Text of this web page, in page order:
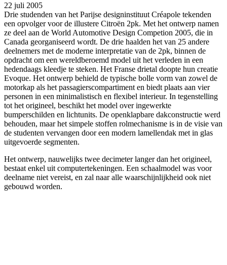
22 juli 2005
Drie studenden van het Parijse designinstituut Créapole tekenden
een opvolger voor de illustere Citroën 2pk. Met het ontwerp namen
ze deel aan de World Automotive Design Competion 2005, die in
Canada georganiseerd wordt. De drie haalden het van 25 andere
deelnemers met de moderne interpretatie van de 2pk, binnen de
opdracht om een wereldberoemd model uit het verleden in een
hedendaags kleedje te steken. Het Franse drietal doopte hun creatie
Evoque. Het ontwerp behield de typische bolle vorm van zowel de
motorkap als het passagierscompartiment en biedt plaats aan vier
personen in een minimalistisch en flexibel interieur. In tegenstelling
tot het origineel, beschikt het model over ingewerkte
bumperschilden en lichtunits. De openklapbare dakconstructie werd
behouden, maar het simpele stoffen rolmechanisme is in de visie van
de studenten vervangen door een modern lamellendak met in glas
uitgevoerde segmenten.
Het ontwerp, nauwelijks twee decimeter langer dan het origineel,
bestaat enkel uit computertekeningen. Een schaalmodel was voor
deelname niet vereist, en zal naar alle waarschijnlijkheid ook niet
gebouwd worden.